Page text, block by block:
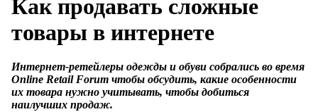
Как продавать сложные
товары в интернете
Интернет-ретейлеры одежды и обуви собрались во время
Online Retail Forum чтобы обсудить, какие особенности
их товара нужно учитывать, чтобы добиться
наилучших продаж.